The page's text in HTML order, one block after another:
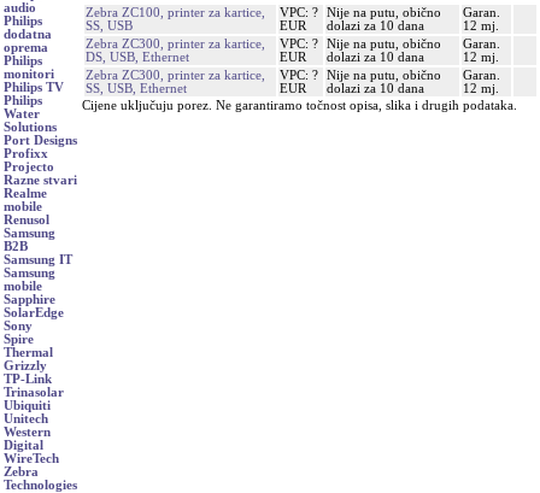
audio
Philips
dodatna
oprema
Philips
monitori
Philips TV
Philips
Water
Solutions
Port Designs
Profixx
Projecto
Razne stvari
Realme
mobile
Renusol
Samsung
B2B
Samsung IT
Samsung
mobile
Sapphire
SolarEdge
Sony
Spire
Thermal
Grizzly
TP-Link
Trinasolar
Ubiquiti
Unitech
Western
Digital
WireTech
Zebra
Technologies
Zebra ZC100, printer za kartice,
SS, USB
VPC: ?
EUR
Nije na putu, obično
dolazi za 10 dana
Garan.
12 mj.
Zebra ZC300, printer za kartice,
DS, USB, Ethernet
VPC: ?
EUR
Nije na putu, obično
dolazi za 10 dana
Garan.
12 mj.
Zebra ZC300, printer za kartice,
SS, USB, Ethernet
VPC: ?
EUR
Nije na putu, obično
dolazi za 10 dana
Garan.
12 mj.
Cijene uključuju porez. Ne garantiramo točnost opisa, slika i drugih podataka.